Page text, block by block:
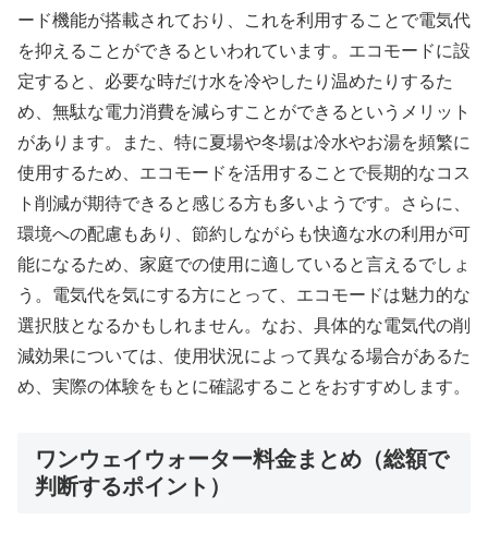
ード機能が搭載されており、これを利用することで電気代
を抑えることができるといわれています。エコモードに設
定すると、必要な時だけ水を冷やしたり温めたりするた
め、無駄な電力消費を減らすことができるというメリット
があります。また、特に夏場や冬場は冷水やお湯を頻繁に
使用するため、エコモードを活用することで長期的なコス
ト削減が期待できると感じる方も多いようです。さらに、
環境への配慮もあり、節約しながらも快適な水の利用が可
能になるため、家庭での使用に適していると言えるでしょ
う。電気代を気にする方にとって、エコモードは魅力的な
選択肢となるかもしれません。なお、具体的な電気代の削
減効果については、使用状況によって異なる場合があるた
め、実際の体験をもとに確認することをおすすめします。
ワンウェイウォーター料金まとめ（総額で
判断するポイント）